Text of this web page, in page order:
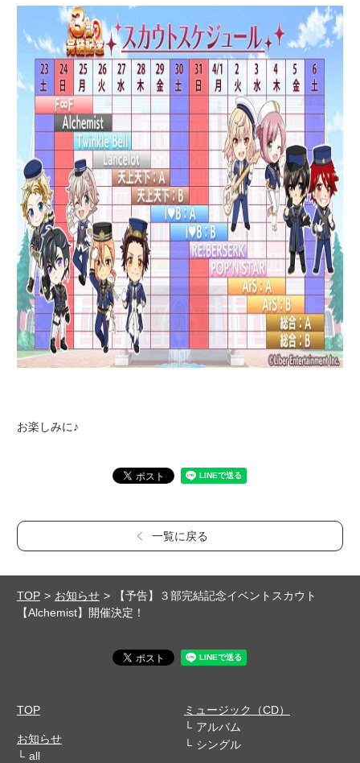
お楽しみに♪
一覧に戻る
TOP お知らせ
【予告】３部完結記念イベントスカウト
【Alchemist】開催決定！
TOP
お知らせ
all
ミュージック（CD）
アルバム
シングル